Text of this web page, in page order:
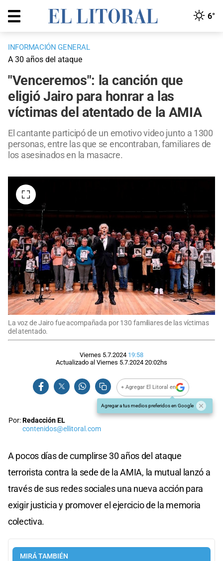
6°
INFORMACIÓN GENERAL
A 30 años del ataque
"Venceremos": la canción que
eligió Jairo para honrar a las
víctimas del atentado de la AMIA
El cantante participó de un emotivo video junto a 1300
personas, entre las que se encontraban, familiares de
los asesinados en la masacre.
La voz de Jairo fue acompañada por 130 familiares de las víctimas
del atentado.
Viernes 5.7.2024 19:58
Actualizado al Viernes 5.7.2024 20:02hs
+ Agregar El Litoral en
Agregar a tus medios preferidos en Google
Por:Redacción EL
contenidos@ellitoral.com
A pocos días de cumplirse 30 años del ataque
terrorista contra la sede de la AMIA, la mutual lanzó a
través de sus redes sociales una nueva acción para
exigir justicia y promover el ejercicio de la memoria
colectiva.
MIRÁ TAMBIÉN